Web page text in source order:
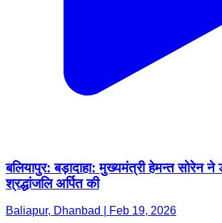
बलियापुर: बड़ादाहा: मुख्यमंत्री हेमन्त सोरेन ने
श्रद्धांजलि अर्पित की
Baliapur, Dhanbad | Feb 19, 2026